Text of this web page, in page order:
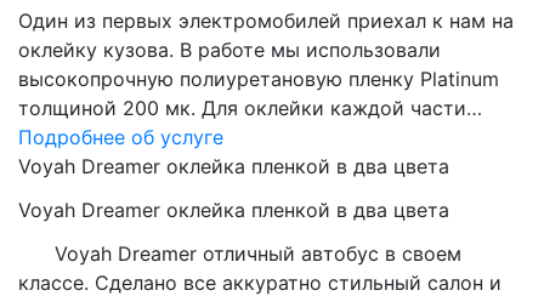
Один из первых электромобилей приехал к нам на
оклейку кузова. В работе мы использовали
высокопрочную полиуретановую пленку Platinum
толщиной 200 мк. Для оклейки каждой части…
Подробнее об услуге
Voyah Dreamer оклейка пленкой в два цвета
Voyah Dreamer оклейка пленкой в два цвета
Voyah Dreamer отличный автобус в своем
классе. Сделано все аккуратно стильный салон и